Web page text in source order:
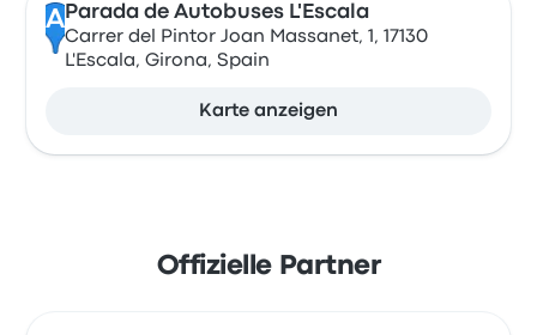
A Parada de Autobuses L'Escala
Carrer del Pintor Joan Massanet, 1, 17130
L'Escala, Girona, Spain
Karte anzeigen
Offizielle Partner